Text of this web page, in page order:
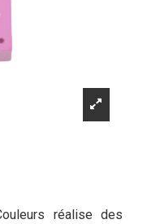
réalise des